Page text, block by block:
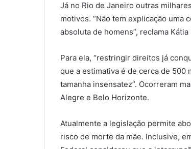
Já no Rio de Janeiro outras
motivos. “Não tem explicação
absoluta de homens”, reclama
Para ela, “restringir direitos já
que a estimativa é de cerca de 500
tamanha insensatez”. Ocorreram
Alegre e Belo Horizonte.
Atualmente a legislação permite
risco de morte da mãe. Inclusive,